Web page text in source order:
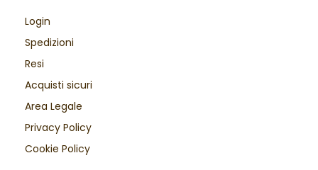
Login
Spedizioni
Resi
Acquisti sicuri
Area Legale
Privacy Policy
Cookie Policy